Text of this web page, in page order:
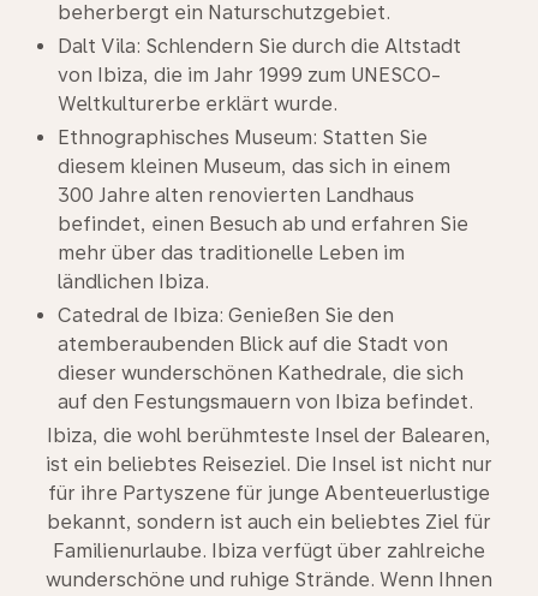
beherbergt ein Naturschutzgebiet.
Dalt Vila: Schlendern Sie durch die Altstadt
von Ibiza, die im Jahr 1999 zum UNESCO-
Weltkulturerbe erklärt wurde.
Ethnographisches Museum: Statten Sie
diesem kleinen Museum, das sich in einem
300 Jahre alten renovierten Landhaus
befindet, einen Besuch ab und erfahren Sie
mehr über das traditionelle Leben im
ländlichen Ibiza.
Catedral de Ibiza: Genießen Sie den
atemberaubenden Blick auf die Stadt von
dieser wunderschönen Kathedrale, die sich
auf den Festungsmauern von Ibiza befindet.
Ibiza, die wohl berühmteste Insel der Balearen,
ist ein beliebtes Reiseziel. Die Insel ist nicht nur
für ihre Partyszene für junge Abenteuerlustige
bekannt, sondern ist auch ein beliebtes Ziel für
Familienurlaube. Ibiza verfügt über zahlreiche
wunderschöne und ruhige Strände. Wenn Ihnen